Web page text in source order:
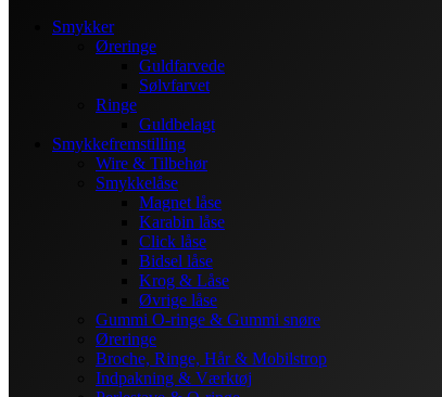
Smykker
Øreringe
Guldfarvede
Sølvfarvet
Ringe
Guldbelagt
Smykkefremstilling
Wire & Tilbehør
Smykkelåse
Magnet låse
Karabin låse
Click låse
Bidsel låse
Krog & Låse
Øvrige låse
Gummi O-ringe & Gummi snøre
Øreringe
Broche, Ringe, Hår & Mobilstrop
Indpakning & Værktøj